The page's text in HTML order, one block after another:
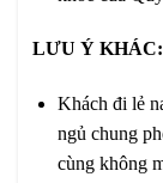
LƯU Ý KHÁC:
Khách đi lẻ
ngủ chung
cùng không